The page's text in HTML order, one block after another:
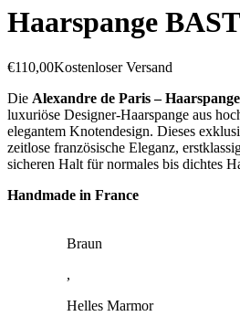
Haarspange
€110,00Kostenloser Versand
Die Alexandre de Paris –
luxuriöse Designer-Haarspange aus
elegantem Knotendesign. Dieses
zeitlose französische Eleganz,
sicheren Halt für normales bis dichtes
Handmade in France
Braun
,
Helles Marmor